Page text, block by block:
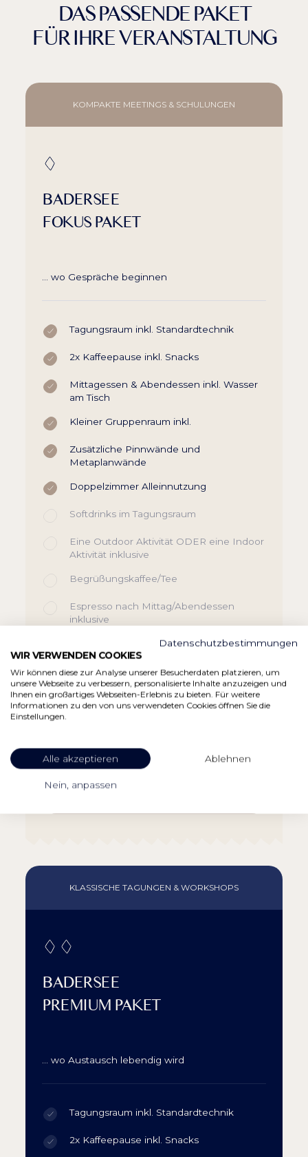
DAS PASSENDE PAKET
FÜR IHRE VERANSTALTUNG
KOMPAKTE MEETINGS & SCHULUNGEN
BADERSEE
FOKUS PAKET
… wo Gespräche beginnen
Tagungsraum inkl. Standardtechnik
2x Kaffeepause inkl. Snacks
Mittagessen & Abendessen inkl. Wasser
am Tisch
Kleiner Gruppenraum inkl.
Zusätzliche Pinnwände und
Metaplanwände
Doppelzimmer Alleinnutzung
Softdrinks im Tagungsraum
Eine Outdoor Aktivität ODER eine Indoor
Aktivität inklusive
Begrüßungskaffee/Tee
Espresso nach Mittag/Abendessen
inklusive
Seestüberl inklusive Bayerischem Abend
Early Check In / Late Check-Out
KLASSISCHE TAGUNGEN & WORKSHOPS
BADERSEE
PREMIUM PAKET
… wo Austausch lebendig wird
Tagungsraum inkl. Standardtechnik
2x Kaffeepause inkl. Snacks
Datenschutzbestimmungen
WIR VERWENDEN COOKIES
Wir können diese zur Analyse unserer Besucherdaten platzieren, um
unsere Webseite zu verbessern, personalisierte Inhalte anzuzeigen und
Ihnen ein großartiges Webseiten-Erlebnis zu bieten. Für weitere
Informationen zu den von uns verwendeten Cookies öffnen Sie die
Einstellungen.
Alle akzeptieren Ablehnen
Nein, anpassen